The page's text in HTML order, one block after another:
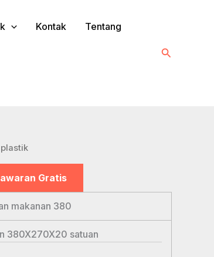
Kontak Tentang
Cari
Gratis
makanan 380
380X270X20 satuan